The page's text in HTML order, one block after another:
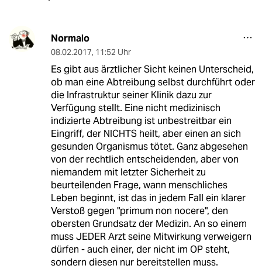
Normalo
08.02.2017, 11:52 Uhr
Es gibt aus ärztlicher Sicht keinen Unterscheid,
ob man eine Abtreibung selbst durchführt oder
die Infrastruktur seiner Klinik dazu zur
Verfügung stellt. Eine nicht medizinisch
indizierte Abtreibung ist unbestreitbar ein
Eingriff, der NICHTS heilt, aber einen an sich
gesunden Organismus tötet. Ganz abgesehen
von der rechtlich entscheidenden, aber von
niemandem mit letzter Sicherheit zu
beurteilenden Frage, wann menschliches
Leben beginnt, ist das in jedem Fall ein klarer
Verstoß gegen "primum non nocere", den
obersten Grundsatz der Medizin. An so einem
muss JEDER Arzt seine Mitwirkung verweigern
dürfen - auch einer, der nicht im OP steht,
sondern diesen nur bereitstellen muss.